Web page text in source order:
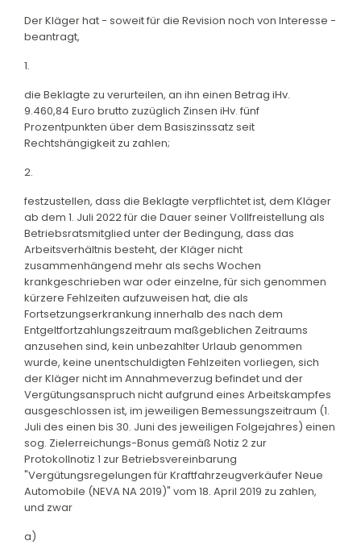
Der Kläger hat - soweit für die Revision noch von Interesse -
beantragt,
1.
die Beklagte zu verurteilen, an ihn einen Betrag iHv.
9.460,84 Euro brutto zuzüglich Zinsen iHv. fünf
Prozentpunkten über dem Basiszinssatz seit
Rechtshängigkeit zu zahlen;
2.
festzustellen, dass die Beklagte verpflichtet ist, dem Kläger
ab dem 1. Juli 2022 für die Dauer seiner Vollfreistellung als
Betriebsratsmitglied unter der Bedingung, dass das
Arbeitsverhältnis besteht, der Kläger nicht
zusammenhängend mehr als sechs Wochen
krankgeschrieben war oder einzelne, für sich genommen
kürzere Fehlzeiten aufzuweisen hat, die als
Fortsetzungserkrankung innerhalb des nach dem
Entgeltfortzahlungszeitraum maßgeblichen Zeitraums
anzusehen sind, kein unbezahlter Urlaub genommen
wurde, keine unentschuldigten Fehlzeiten vorliegen, sich
der Kläger nicht im Annahmeverzug befindet und der
Vergütungsanspruch nicht aufgrund eines Arbeitskampfes
ausgeschlossen ist, im jeweiligen Bemessungszeitraum (1.
Juli des einen bis 30. Juni des jeweiligen Folgejahres) einen
sog. Zielerreichungs-Bonus gemäß Notiz 2 zur
Protokollnotiz 1 zur Betriebsvereinbarung
"Vergütungsregelungen für Kraftfahrzeugverkäufer Neue
Automobile (NEVA NA 2019)" vom 18. April 2019 zu zahlen,
und zwar
a)